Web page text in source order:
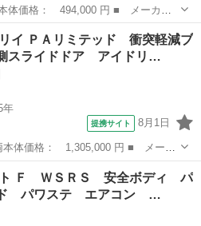
ト ■ グレード名： Ｌ 禁煙車
ＣＤ再生 アイドリングストップ
イ ＰＡリミテッド 衝突軽減ブ
スライドドア アイドリ…
年
提携サイト 8月1日
リイ ■ グレード名： ＰＡリミ
ライドドア アイドリングストッ
ト Ｆ ＷＳＲＳ 安全ボディ パ
ド パワステ エアコン …